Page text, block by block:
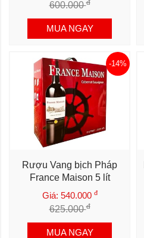
600.000đ
MUA NGAY
Rượu Vang bịch Pháp
France Maison 5 lít
Giá: 540.000 đ
625.000đ
-14%
MUA NGAY